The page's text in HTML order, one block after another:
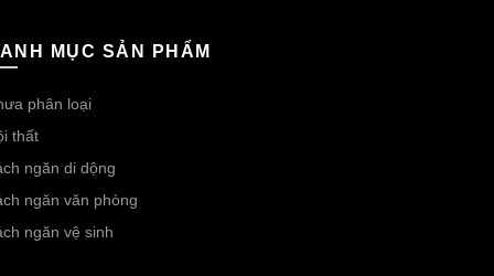
MỤC SẢN PHẨM
phân loại
thất
ngăn di dộng
ngăn văn phòng
ngăn vệ sinh